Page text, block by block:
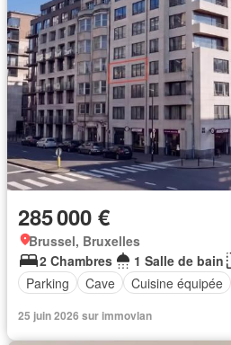
285 000 €
Brussel, Bruxelles
2 Chambres
1 Salle de bain
Parking
Cave Cuisine équipée
25 juin 2026 sur immovlan